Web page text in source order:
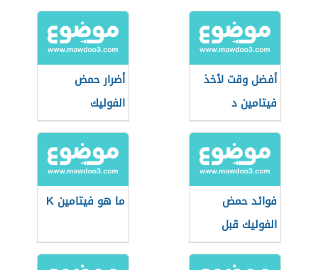
أفضل وقت لأخذ
فيتامين د
أضرار حمض
الفوليك
فوائد حمض
الفوليك قبل
الحمل
ما هو فيتامين K